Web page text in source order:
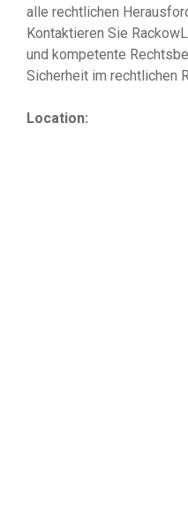
alle rechtlichen
Kontaktieren Sie
und kompetente
Sicherheit im rechtlichen
Location: